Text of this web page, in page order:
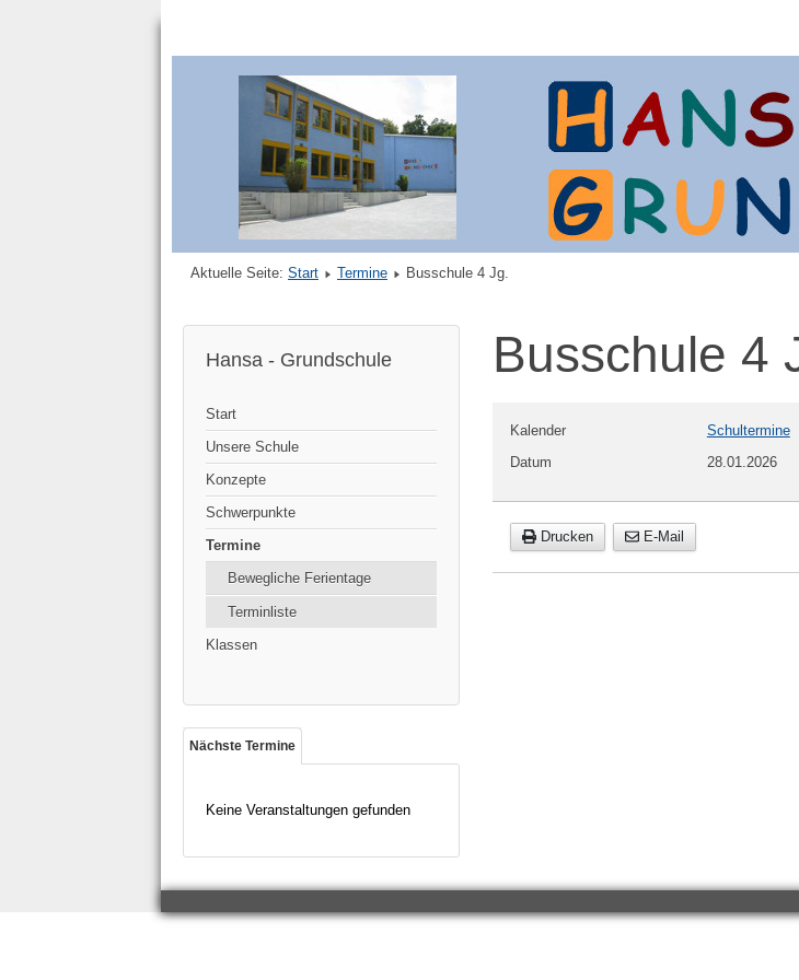
Aktuelle Seite: Start Termine Busschule 4 Jg.
Hansa - Grundschule
Start
Unsere Schule
Konzepte
Schwerpunkte
Termine
Bewegliche Ferientage
Terminliste
Klassen
Nächste Termine
Keine Veranstaltungen gefunden
Busschule 4
Kalender
Schultermine
Datum
28.01.2026
Drucken E-Mail